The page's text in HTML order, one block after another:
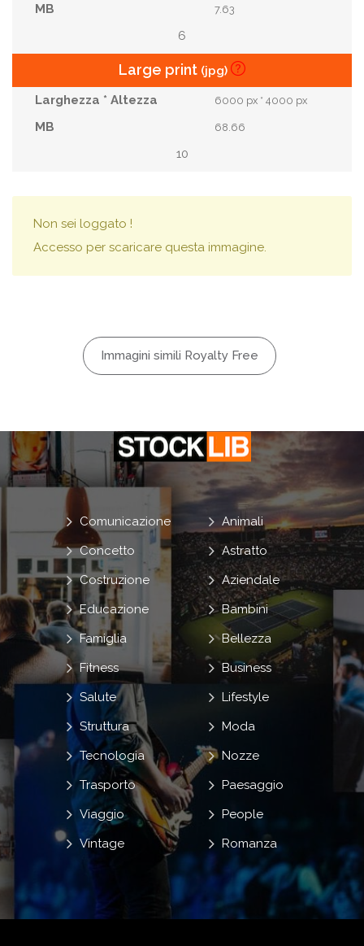
7.63
6
Large print (jpg)
6000 px * 4000 px
68.66
10
Non sei loggato !
Accesso per scaricare questa immagine.
Immagini simili Royalty Free
Animali
Astratto
Aziendale
Bambini
Bellezza
Business
Comunicazione
Concetto
Costruzione
Educazione
Famiglia
Fitness
Lifestyle
Moda
Nozze
Paesaggio
People
Romanza
Salute
Struttura
Tecnologia
Trasporto
Viaggio
Vintage